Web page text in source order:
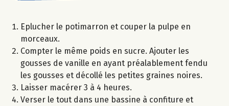
Eplucher le potimarron et couper la pulpe en
morceaux.
Compter le même poids en sucre. Ajouter les
gousses de vanille en ayant préalablement fendu
les gousses et décollé les petites graines noires.
Laisser macérer 3 à 4 heures.
Verser le tout dans une bassine à confiture et